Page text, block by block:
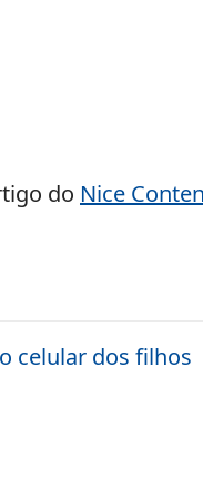
do Nice
celular dos filhos